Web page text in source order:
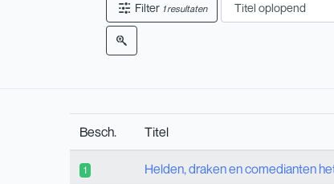
Filter 1 resultaten
Besch. Titel
1 Helden, draken en comedianten